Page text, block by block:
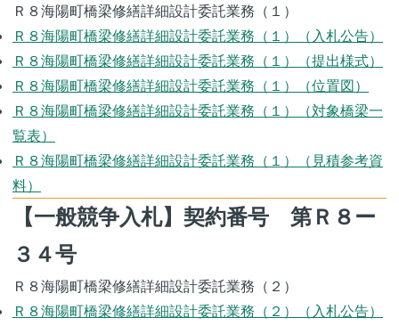
Ｒ８海陽町橋梁修繕詳細設計委託業務（１）
Ｒ８海陽町橋梁修繕詳細設計委託業務（１）（入札公告）
Ｒ８海陽町橋梁修繕詳細設計委託業務（１）（提出様式）
Ｒ８海陽町橋梁修繕詳細設計委託業務（１）（位置図）
Ｒ８海陽町橋梁修繕詳細設計委託業務（１）（対象橋梁一
覧表）
Ｒ８海陽町橋梁修繕詳細設計委託業務（１）（見積参考資
料）
【一般競争入札】契約番号 第Ｒ８ー
３４号
Ｒ８海陽町橋梁修繕詳細設計委託業務（２）
Ｒ８海陽町橋梁修繕詳細設計委託業務（２）（入札公告）